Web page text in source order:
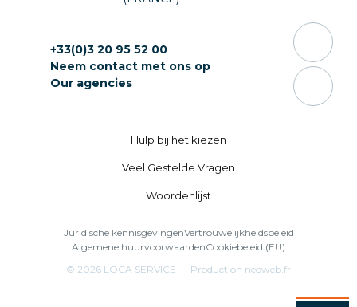
+33(0)3 20 95 52 00
Neem contact met ons op
Our agencies
Hulp bij het kiezen
Veel Gestelde Vragen
Woordenlijst
Juridische kennisgevingenVertrouwelijkheidsbeleid
Algemene huurvoorwaardenCookiebeleid (EU)
© 2026 LOCA SERVICE — Production neoweb.fr